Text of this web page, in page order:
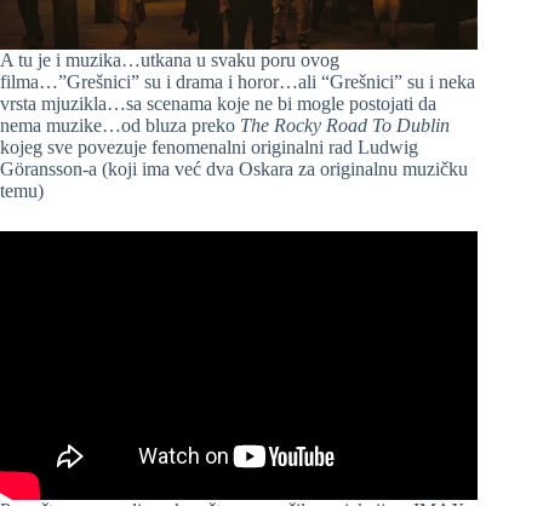
A tu je i muzika…utkana u svaku poru ovog
filma…”Grešnici” su i drama i horor…ali “Grešnici” su i neka
vrsta mjuzikla…sa scenama koje ne bi mogle postojati da
nema muzike…od bluza preko The Rocky Road To Dublin
kojeg sve povezuje fenomenalni originalni rad Ludwig
Göransson-a (koji ima već dva Oskara za originalnu muzičku
temu)